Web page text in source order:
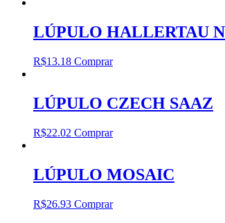
LÚPULO HALLERTAU
R$13.18 Comprar
LÚPULO CZECH SAAZ
R$22.02 Comprar
LÚPULO MOSAIC
R$26.93 Comprar